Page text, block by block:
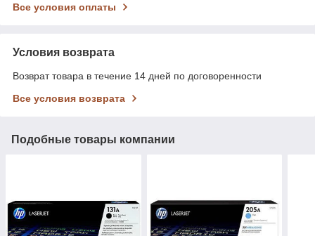
Все условия оплаты
Условия возврата
Возврат товара в течение 14 дней по договоренности
Все условия возврата
Подобные товары компании